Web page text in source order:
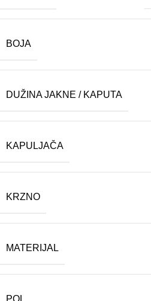
BOJA
DUŽINA JAKNE / KAPUTA
KAPULJAČA
KRZNO
MATERIJAL
POL